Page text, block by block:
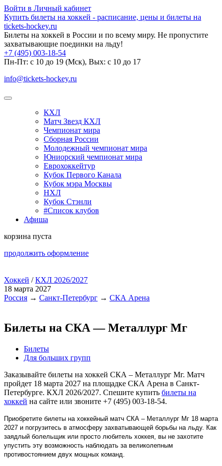
Войти в Личный кабинет
Купить билеты на хоккей - расписание, цены и билеты на
tickets-hockey.ru
Билеты на хоккей в России и по всему миру. Не пропустите
захватывающие поединки на льду!
+7 (495) 003-18-54
Пн-Пт: c 10 до 19 (Мск), Вых: с 10 до 17
info@tickets-hockey.ru
КХЛ
Матч Звезд КХЛ
Чемпионат мира
Сборная России
Молодежный чемпионат мира
Юниорский чемпионат мира
Еврохоккейтур
Кубок Первого Канала
Кубок мэра Москвы
НХЛ
Кубок Стэнли
#Список клубов
Афиша
корзина пуста
продолжить оформление
Хоккей /КХЛ 2026/2027
18 марта 2027
Россия → Санкт-Петербург → СКА Арена
Билеты на СКА — Металлург Мг
Билеты
Для больших групп
Заказывайте билеты на хоккей СКА – Металлург Мг. Матч
пройдет 18 марта 2027 на площадке СКА Арена в Санкт-
Петербурге. КХЛ 2026/2027. Спешите купить билеты на
хоккей на сайте или звоните +7 (495) 003-18-54.
Приобретите билеты на хоккейный матч СКА – Металлург Мг 18 марта
2027 и погрузитесь в атмосферу захватывающей борьбы на льду. Как
заядлый болельщик или просто любитель хоккея, вы не захотите
упустить эту возможность наблюдать за великолепным
противостоянием двух мощных команд.